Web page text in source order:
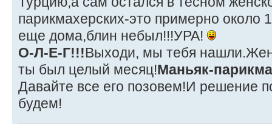
парикмахерских-это примерно около
еще дома,блин небыл!!!УРА!
О-Л-Е-Г!!!Выходи, мы тебя
ты был целый месяц!Маньяк-
Давайте все его позовем!И решение
будем!